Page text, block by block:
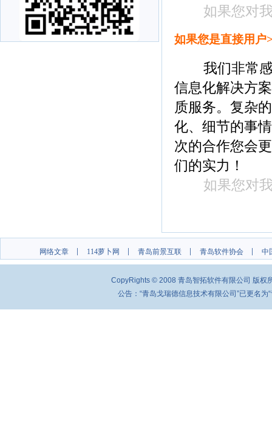
如果您对
如果您是直接用户
我们非常感
信息化解决方
质服务。复杂
化、细节的事
次的合作您会
们的实力！
如果您对
网络文章 114萝卜网 青岛前景互联 青岛软件协会 中
CopyRights © 2008 青岛智拓软件有限公司 版
公告：“青岛戈瑞德信息技术有限公司”已更名